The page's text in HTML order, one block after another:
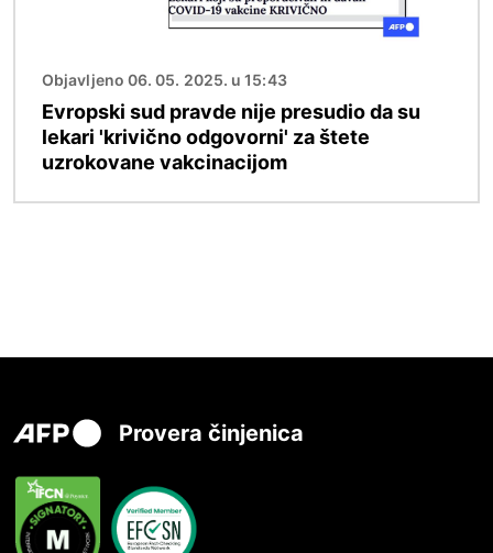
Objavljeno 06. 05. 2025. u 15:43
Evropski sud pravde nije presudio da su
lekari 'krivično odgovorni' za štete
uzrokovane vakcinacijom
Provera činjenica